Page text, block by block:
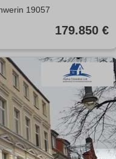
Ruhige Wohnlage
19057
179.850 €